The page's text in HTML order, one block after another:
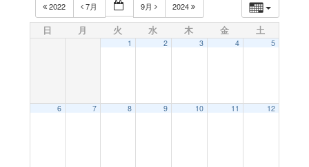
2022 7月 9月 2024
日 月 火 水 木 金 土
1 2 3 4 5
6 7 8 9 10 11 12